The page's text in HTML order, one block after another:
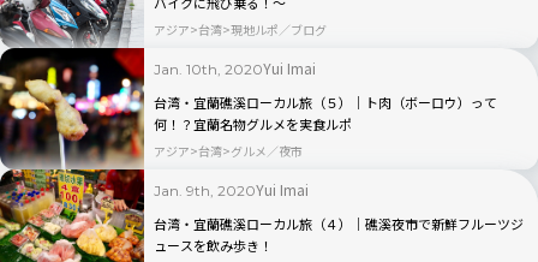
アジア 台湾 現地ルポ／ブログ
Jan. 10th, 2020Yui Imai
台湾・宜蘭礁溪ローカル旅（５）｜ト肉（ボーロウ）って
何！？宜蘭名物グルメを実食ルポ
アジア 台湾 グルメ／夜市
Jan. 9th, 2020Yui Imai
台湾・宜蘭礁溪ローカル旅（４）｜礁溪夜市で新鮮フルーツジ
ュースを飲み歩き！